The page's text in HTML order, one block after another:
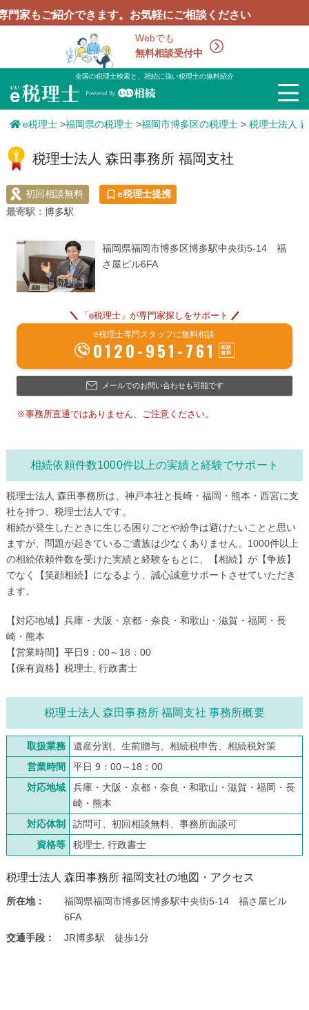
Webでも
無料相談受付中
紹介できます。お気軽にご相談ください
全国の税理士検索と、相続に強い税理士の無料紹介
e税理士>福岡県の税理士>福岡市博多区の税理士> 税理士法人
税理士法人 森田事務所 福岡支社
初回相談無料
e税理士提携
最寄駅： 博多駅
福岡県福岡市博多区博多駅中央街5-14 福
さ屋ビル6FA
「e税理士」が専門家探しをサポート
e税理士専門スタッフに無料相談
0120-951-761
メールでのお問い合わせも可能です
※事務所直通ではありません、ご注意ください。
相続依頼件数1000件以上の実績と経験でサポート
税理士法人 森田事務所は、神戸本社と長崎・福岡・熊本・西宮に支
社を持つ、税理士法人です。
相続が発生したときに生じる困りごとや紛争は避けたいことと思い
ますが、問題が起きているご遺族は少なくありません。1000件以上
の相続依頼件数を受けた実績と経験をもとに、【相続】が【争族】
でなく【笑顔相続】になるよう、誠心誠意サポートさせていただき
ます。
【対応地域】兵庫・大阪・京都・奈良・和歌山・滋賀・福岡・長
崎・熊本
【営業時間】平日9：00～18：00
【保有資格】税理士, 行政書士
税理士法人 森田事務所 福岡支社 事務所概要
取扱業務
遺産分割、生前贈与、相続税申告、相続税対策
営業時間
平日 9：00～18：00
対応地域
兵庫・大阪・京都・奈良・和歌山・滋賀・福岡・長
崎・熊本
対応体制
訪問可、初回相談無料、事務所面談可
資格等
税理士, 行政書士
税理士法人 森田事務所 福岡支社の地図・アクセス
所在地：
福岡県福岡市博多区博多駅中央街5-14 福さ屋ビル
6FA
交通手段：
JR博多駅 徒歩1分